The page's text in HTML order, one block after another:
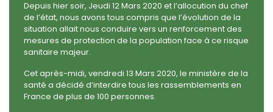
Depuis hier soir, Jeudi 12 Mars 2020 et l’allocution du chef
de l’état, nous avons tous compris que l’évolution de la
situation allait nous conduire vers un renforcement des
mesures de protection de la population face à ce risque
sanitaire majeur.
Cet après-midi, vendredi 13 Mars 2020, le ministère de la
santé a décidé d’interdire tous les rassemblements en
France de plus de 100 personnes.